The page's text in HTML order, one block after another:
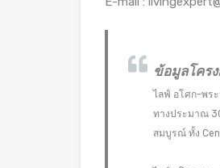
ข้อมูลโคร
ไลฟ์ อโศก-พระ
ทางประมาณ
สมบูรณ์ ทั้ง